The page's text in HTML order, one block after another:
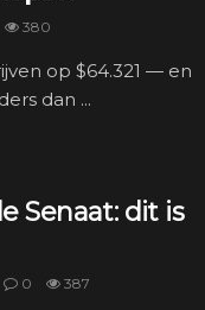
380
op $64.321 — en
dan ...
Senaat: dit is
0 387